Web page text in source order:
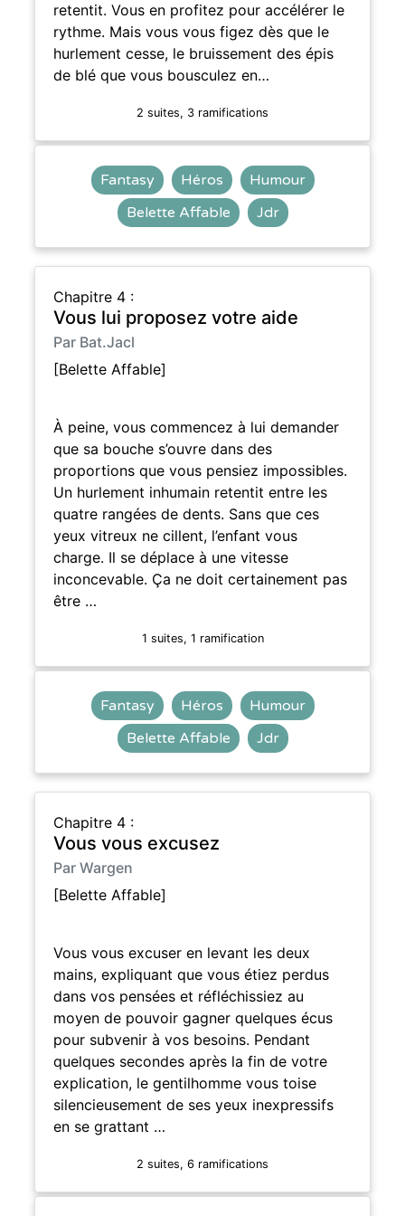
retentit. Vous en profitez pour accélérer le
rythme. Mais vous vous figez dès que le
hurlement cesse, le bruissement des épis
de blé que vous bousculez en…
2 suites, 3 ramifications
Fantasy Héros
Humour
Belette Affable
Jdr
Chapitre 4 :
Vous lui proposez votre aide
Par Bat.Jacl
[Belette Affable]
À peine, vous commencez à lui demander
que sa bouche s’ouvre dans des
proportions que vous pensiez impossibles.
Un hurlement inhumain retentit entre les
quatre rangées de dents. Sans que ces
yeux vitreux ne cillent, l’enfant vous
charge. Il se déplace à une vitesse
inconcevable. Ça ne doit certainement pas
être …
1 suites, 1 ramification
Fantasy Héros
Humour
Belette Affable
Jdr
Chapitre 4 :
Vous vous excusez
Par Wargen
[Belette Affable]
Vous vous excuser en levant les deux
mains, expliquant que vous étiez perdus
dans vos pensées et réfléchissiez au
moyen de pouvoir gagner quelques écus
pour subvenir à vos besoins. Pendant
quelques secondes après la fin de votre
explication, le gentilhomme vous toise
silencieusement de ses yeux inexpressifs
en se grattant …
2 suites, 6 ramifications